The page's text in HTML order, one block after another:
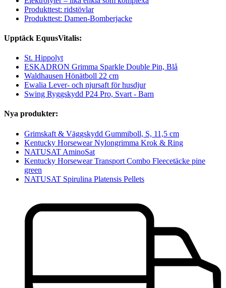
Produkttest: ridstövlar
Produkttest: Damen-Bomberjacke
Upptäck EquusVitalis:
St. Hippolyt
ESKADRON Grimma Sparkle Double Pin, Blå
Waldhausen Hönätboll 22 cm
Ewalia Lever- och njursaft för husdjur
Swing Ryggskydd P24 Pro, Svart - Barn
Nya produkter:
Grimskaft & Väggskydd Gummiboll, S, 11,5 cm
Kentucky Horsewear Nylongrimma Krok & Ring
NATUSAT AminoSat
Kentucky Horsewear Transport Combo Fleecetäcke pine
green
NATUSAT Spirulina Platensis Pellets